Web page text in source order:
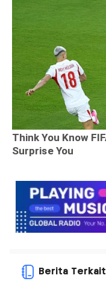
Berita Terkait